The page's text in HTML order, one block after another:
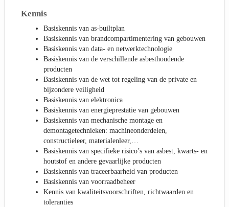
Kennis
Basiskennis van as-builtplan
Basiskennis van brandcompartimentering van gebouwen
Basiskennis van data- en netwerktechnologie
Basiskennis van de verschillende asbesthoudende
producten
Basiskennis van de wet tot regeling van de private en
bijzondere veiligheid
Basiskennis van elektronica
Basiskennis van energieprestatie van gebouwen
Basiskennis van mechanische montage en
demontagetechnieken: machineonderdelen,
constructieleer, materialenleer,…
Basiskennis van specifieke risico’s van asbest, kwarts- en
houtstof en andere gevaarlijke producten
Basiskennis van traceerbaarheid van producten
Basiskennis van voorraadbeheer
Kennis van kwaliteitsvoorschriften, richtwaarden en
toleranties